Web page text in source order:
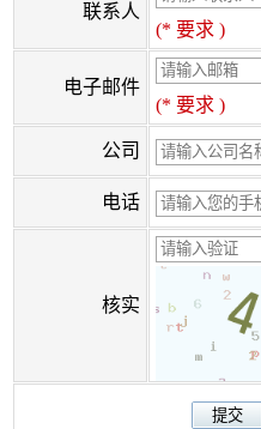
联系人
(* 要求 )
电子邮件
(* 要求 )
公司
电话
核实